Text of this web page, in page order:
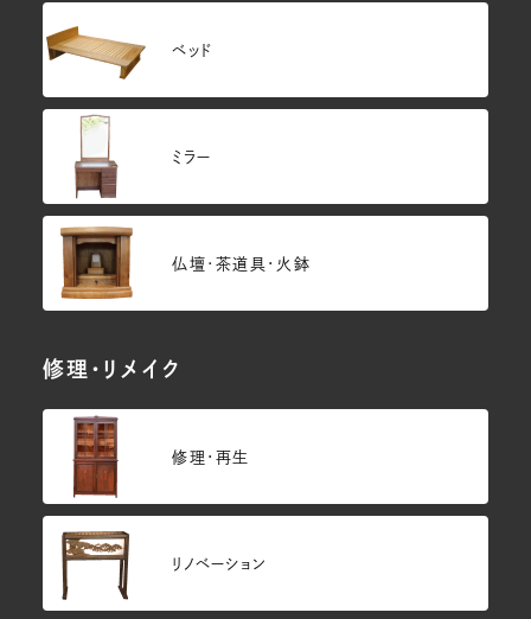
ベッド
ミラー
仏壇･茶道具・火鉢
修理・リメイク
修理・再生
リノベーション